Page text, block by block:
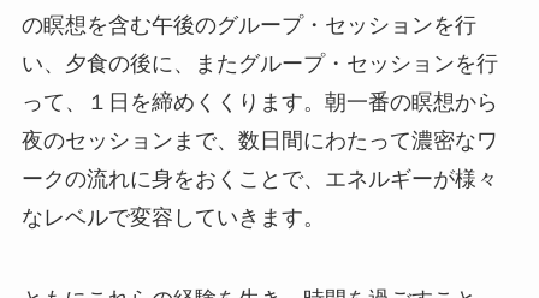
の瞑想を含む午後のグループ・セッションを行
い、夕食の後に、またグループ・セッションを行
って、１日を締めくくります。朝一番の瞑想から
夜のセッションまで、数日間にわたって濃密なワ
ークの流れに身をおくことで、エネルギーが様々
なレベルで変容していきます。